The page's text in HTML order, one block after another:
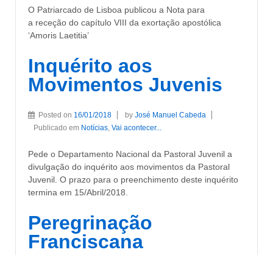
O Patriarcado de Lisboa publicou a Nota para
a receção do capítulo VIII da exortação apostólica
‘Amoris Laetitia’
Inquérito aos
Movimentos Juvenis
Posted on 16/01/2018 by José Manuel Cabeda
Publicado em Notícias Vai acontecer...
Pede o Departamento Nacional da Pastoral Juvenil a
divulgação do inquérito aos movimentos da Pastoral
Juvenil. O prazo para o preenchimento deste inquérito
termina em 15/Abril/2018.
Peregrinação
Franciscana